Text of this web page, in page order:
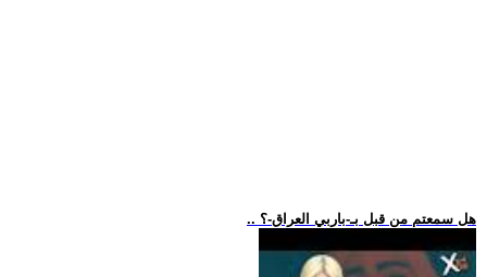
.. هل سمعتم من قبل بـ-باربي العراق-؟